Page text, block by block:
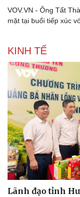
VOV.VN - Ông Tất
mặt tại buổi tiếp xúc
KINH TẾ
Lãnh đạo tỉnh